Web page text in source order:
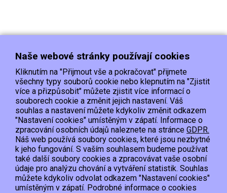
Doprava Platba
Kontakt/Reklamace
Obchodní podmínky
Ochrana os.údajů
EET :Podle zákona o evidenci tržeb je prodávající povinen vystavit kupujícímu
Zároveň je povinen zaevidovat přijatou tržbu u správce daně online; v případě
technického výpadku pak nejpozději do 48 hodin.
Naše webové stránky používají cookies
Kliknutím na "Přijmout vše a pokračovat" přijmete
všechny typy souborů cookie nebo klepnutím na "Zjistit
více a přizpůsobit" můžete zjistit více informací o
souborech cookie a změnit jejich nastavení. Váš
souhlas a nastavení můžete kdykoliv změnit odkazem
"Nastavení cookies" umístěným v zápatí. Informace o
zpracování osobních údajů naleznete na stránce GDPR.
Náš web používá soubory cookies, které jsou nezbytné
k jeho fungování. S vaším souhlasem budeme používat
také další soubory cookies a zpracovávat vaše osobní
údaje pro analýzu chování a vytváření statistik. Souhlas
můžete kdykoliv odvolat odkazem "Nastavení cookies"
umístěným v zápatí. Podrobné informace o cookies